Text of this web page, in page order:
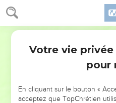
Nombres 29
quatorze. Le nombre des
Votre vie
pour
En cliquant sur le bouton «
acceptez que TopChrétien